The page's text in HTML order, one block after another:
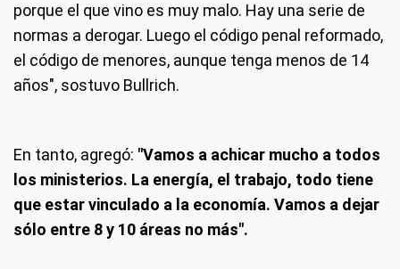
porque el que vino es muy malo. Hay una serie de
normas a derogar. Luego el código penal reformado,
el código de menores, aunque tenga menos de 14
años", sostuvo Bullrich.
En tanto, agregó: "Vamos a achicar mucho a todos
los ministerios. La energía, el trabajo, todo tiene
que estar vinculado a la economía. Vamos a dejar
sólo entre 8 y 10 áreas no más".